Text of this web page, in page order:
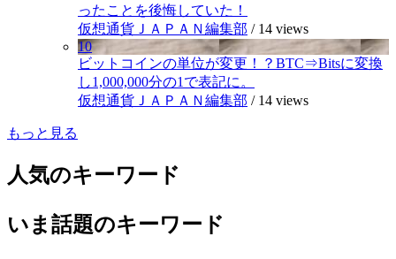
ったことを後悔していた！
仮想通貨ＪＡＰＡＮ編集部 / 14 views
10
ビットコインの単位が変更！？BTC⇒Bitsに変換
し1,000,000分の1で表記に。
仮想通貨ＪＡＰＡＮ編集部 / 14 views
もっと見る
人気のキーワード
いま話題のキーワード